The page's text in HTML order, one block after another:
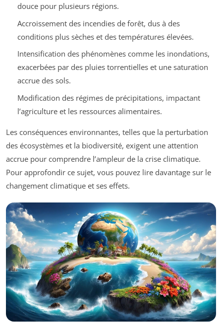
douce pour plusieurs régions.
Accroissement des incendies de forêt, dus à des
conditions plus sèches et des températures élevées.
Intensification des phénomènes comme les inondations,
exacerbées par des pluies torrentielles et une saturation
accrue des sols.
Modification des régimes de précipitations, impactant
l’agriculture et les ressources alimentaires.
Les conséquences environnantes, telles que la perturbation
des écosystèmes et la biodiversité, exigent une attention
accrue pour comprendre l’ampleur de la crise climatique.
Pour approfondir ce sujet, vous pouvez lire davantage sur le
changement climatique et ses effets.